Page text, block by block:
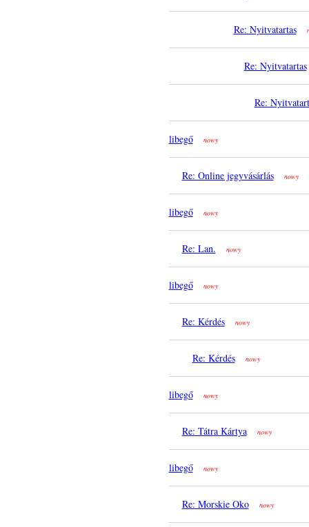
Re: Nyitvatartas
Re: Nyitvatartas
Re:
libegő nowy
Re: Online jegyvásárlás nowy
libegő nowy
Re: Lan. nowy
libegő nowy
Re: Kérdés nowy
Re: Kérdés nowy
libegő nowy
Re: Tátra Kártya nowy
libegő nowy
Re: Morskie Oko nowy